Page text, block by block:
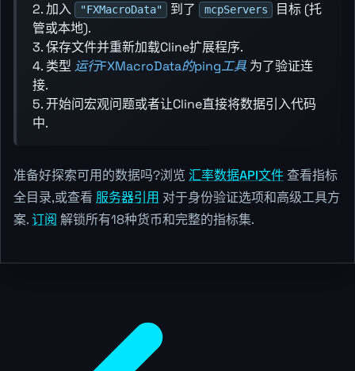
2. 加入
"FXMacroData" 到了 mcpServers
目标 (托
管或本地).
3. 保存文件并重新加载Cline扩展程序.
4. 类型运行FXMacroData的ping工具 为了验证连
接.
5. 开始问宏观问题或者让Cline直接将数据引入代码
中.
准备好探索可用的数据吗?浏览 汇率数据API文件查看指标
全目录,或查看 服务器引用 对于身份验证选项和高级工具方
案.订阅 解锁所有18种货币和完整的指标集.